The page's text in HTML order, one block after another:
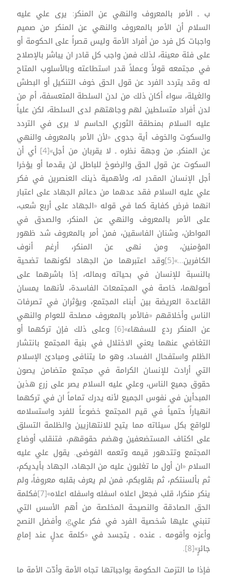
ب ـ الأمر بالمعروف والنهي عن المنكر: يرى علي عليه
السلام أن الأمر بالمعروف والنهي عن المنكر من صميم
واجبات كل فرد من أفراد الأمة وليس قصراً على الحكومة أو
على فئة معينة، لذلك فمن واجب كل قادر ان يباشر بالإصلاح
في مجتمعه قولاً وعملاً قدر استطاعته وبالأسلوب المتاح
له وقد يتردد الفرد عن قول الحق خوف التنكيل أو البطش
والغيلة، سواء أكان ذلك من لدن السلطة المتعسفة، أم من
لدن أفراد متسلطين لهم وجاهتهم لدى السلطة، لكن علياً
عليه السلام بمنطقة الثوري الحاسم لا يرى في التردد
والسكوت والخوف أية جدوى «لأن الأمر بالمعروف والنهي
عن المنكرـ من وجهة نظره ـ لا يقربان من أجل»[4] أي أن
السكوت عن قول الحق والرضوخ للباطل لن يقدما أو يؤخرا
أجل الإنسان المقدر له، ولأهمية ذينك العنصرين في فكر
علي عليه السلام فقد عدهما من دعائم الجهاد على اعتبار
انهما فرض كفاية كما في قوله «الجهاد على أربع شعب،
على الأمر بالمعروف والنهي عن المنكر، والصدق في
المواطن، وشنان الفاسقين، فمن أمر بالمعروف شد ظهور
المؤمنين، ومن نهى عن المنكر، أرغم أنوف
الكافرين...»[5]وقد اعتبرهما من الجهاد لكونهما تضحية
بالنسبة للإنسان في بحياته وبماله، إذا باشرهما على
أصولهما، خاصة في المجتمعات الفاسدة، لأنهما يمسان
القاعدة العريضة بين أبناء المجتمع، ويؤثران في تصرفات
الناس وأخلاقهم «فالأمر بالمعروف مصلحة للعوام والنهي
عن المنكر ردع للسفهاء»[6] وعلى ذلك فإن تركهما أو
التغاضي عنهما يعني الاختلال في بنية المجتمع بانتشار
الظلم واستفحال الفساد، وهو ما يتنافى ومبادئ الإسلام
التي أرادت للإنسان الكرامة في مجتمع متضامن يصون
حقوق جميع الناس، وعلي عليه السلام يصر على زرع هذين
المبدأين في نفوس الجميع لأنه يدرك تماماً ان في تركهما
انهياراً حتمياً في قيم المجتمع خضوعاً للفرد واستسلامه
للواقع بكل سيئاته مما يتيح للانتهازيين والظلمة التسلق
على اكتاف المستضعفين وهضم حقوقهم، فتنقلب أوضاع
المجتمع وتتدهور قيمه وتعمه الفوضى. يقول علي عليه
السلام «ان أول ما تغلبون عليه من الجهاد، الجهاد بأيديكم،
ثم بألسنتكم، ثم بقلوبكم، فمن لم يعرف بقلبه معروفاً، ولم
ينكر منكرا، قلب فجعل اعلاه اسفله واسفله اعلاه»[7]فكلمة
الحق الصادقة والنصيحة المخلصة من أهم الأسس التي
تنبني عليها شخصية الفرد في فكر عليg، وأفضل النصح
وأعزه وأقومه ـ عنده ـ يتجسد في «كلمة عدلٍ عند إمامٍ
جائرٍ»[8].
فإذا ما التزمت الحكومة بواجباتها تجاه الأمة وأدّت الأمة ما